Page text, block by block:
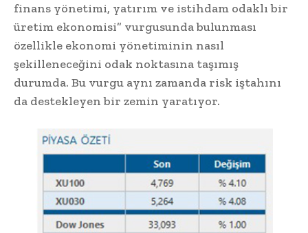
finans yönetimi, yatırım ve istihdam odaklı bir
üretim ekonomisi” vurgusunda bulunması
özellikle ekonomi yönetiminin nasıl
şekilleneceğini odak noktasına taşımış
durumda. Bu vurgu aynı zamanda risk iştahını
da destekleyen bir zemin yaratıyor.